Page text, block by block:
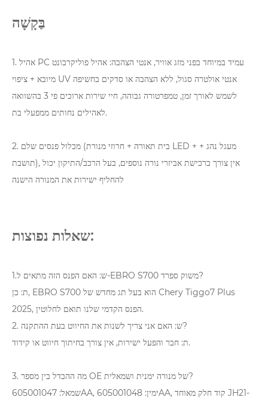
בַּקָשָׁה
1. אהיל PC עמיד במיוחד בפני מזג אוויר, אנטי הצהבה: אהיל פוליקרבונט
מיובא + ציפוי UV אנטי אולטרה סגול, ללא הצהבה או סדקים בחשיפה
לשמש לאורך זמן, טמפרטורה גבוהה, חיי שירות ארוכים פי 3 בהשוואה
לאהילים נחותים ממפעלי בת.
2. מכלול פנסים שלם (בית תאורה + חרוזי מנורת LED + מעגל נהג +
תושבת), אין צורך ברכישת אביזרי נורה נוספים, בעל הרכב/התיקון יכול
להחליף ישירות את המנורה הישנה
שאלות נפוצות:
1.ש: האם הפנס הזה מתאים ל-EBRO S700 משוק ספרד?
ת: כן, EBRO S700 הוא בעל תג מחדש של Chery Tiggo7 Plus
2025, הפנס הקדמי שלנו תואם לחלוטין.
2. ש: האם אני צריך לשנות את החיווט בעת ההתקנה?
ת: חבר והפעל ישירות, אין צורך בחיתוך חיווט או קידוד.
3. מה ההבדל בין מספר OE של מנורה ימנית ושמאלית?
שמאל: 605001047AA, ימין: 605001048AA, קוד חלק מאוחד JH21-